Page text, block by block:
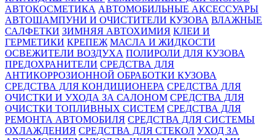
АВТОКОСМЕТИКА АВТОМОБИЛЬНЫЕ АКСЕССУАРЫ
АВТОШАМПУНИ И ОЧИСТИТЕЛИ КУЗОВА ВЛАЖНЫЕ
САЛФЕТКИ ЗИМНЯЯ АВТОХИМИЯ КЛЕИ И
ГЕРМЕТИКИ КРЕПЕЖ МАСЛА И ЖИДКОСТИ
ОСВЕЖИТЕЛИ ВОЗДУХА ПОЛИРОЛИ ДЛЯ КУЗОВА
ПРЕДОХРАНИТЕЛИ СРЕДСТВА ДЛЯ
АНТИКОРРОЗИОННОЙ ОБРАБОТКИ КУЗОВА
СРЕДСТВА ДЛЯ КОНДИЦИОНЕРА СРЕДСТВА ДЛЯ
ОЧИСТКИ И УХОДА ЗА САЛОНОМ СРЕДСТВА ДЛЯ
ОЧИСТКИ ТОПЛИВНЫХ СИСТЕМ СРЕДСТВА ДЛЯ
РЕМОНТА АВТОМОБИЛЯ СРЕДСТВА ДЛЯ СИСТЕМЫ
ОХЛАЖДЕНИЯ СРЕДСТВА ДЛЯ СТЕКОЛ УХОД ЗА